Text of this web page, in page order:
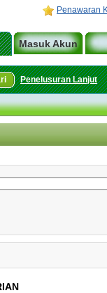
Penawaran
Masuk Akun
Penelusuran Lanjut